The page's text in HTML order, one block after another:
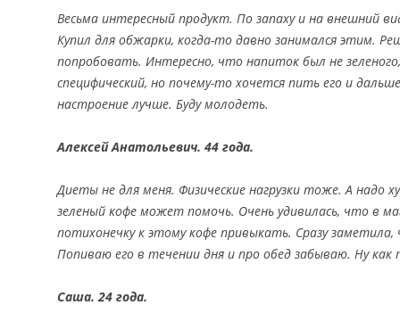
Весьма интересный продукт. По запаху и на внешний
Купил для обжарки, когда-то давно занимался этим.
попробовать. Интересно, что напиток был не
специфический, но почему-то хочется пить его и
настроение лучше. Буду молодеть.
Алексей Анатольевич. 44 года.
Диеты не для меня. Физические нагрузки тоже. А надо
зеленый кофе может помочь. Очень удивилась, что в
потихонечку к этому кофе привыкать. Сразу
Попиваю его в течении дня и про обед забываю. Ну как
Саша. 24 года.